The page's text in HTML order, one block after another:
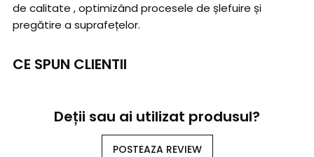
de calitate , optimizând procesele de șlefuire și
pregătire a suprafețelor.
CE SPUN CLIENTII
Deții sau ai utilizat produsul?
POSTEAZA REVIEW